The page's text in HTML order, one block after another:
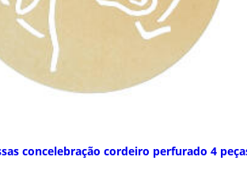
concelebração cordeiro perfurado 4